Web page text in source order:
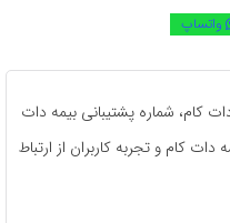
واتساپ
کام، شماره پشتیبانی بیمه دات
کام و تجربه کاربران از ارتباط